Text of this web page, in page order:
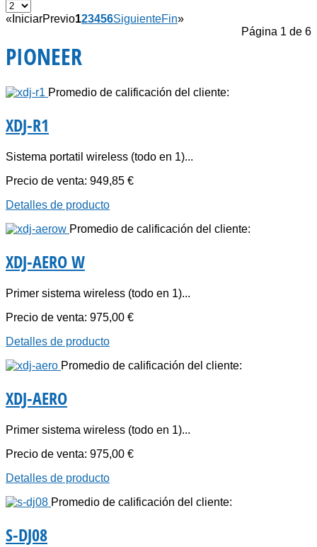
« IniciarPrevio123456SiguienteFin»
Página 1 de 6
PIONEER
Promedio de calificación del cliente:
XDJ-R1
Sistema portatil wireless (todo en 1)...
Precio de venta: 949,85 €
Detalles de producto
Promedio de calificación del cliente:
XDJ-AERO W
Primer sistema wireless (todo en 1)...
Precio de venta: 975,00 €
Detalles de producto
Promedio de calificación del cliente:
XDJ-AERO
Primer sistema wireless (todo en 1)...
Precio de venta: 975,00 €
Detalles de producto
Promedio de calificación del cliente:
S-DJ08